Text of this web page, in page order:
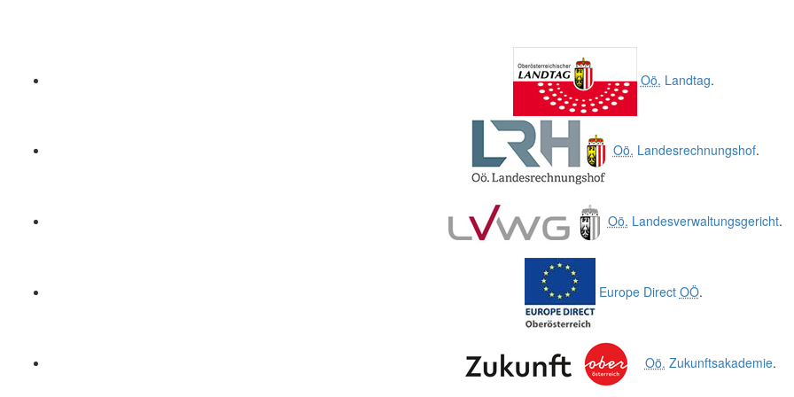
Oö. Landtag.
Oö. Landesrechnungshof.
Oö. Landesverwaltungsgericht.
Europe Direct OÖ.
Oö. Zukunftsakademie.